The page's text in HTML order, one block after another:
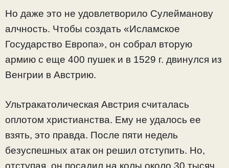
Но даже это не удовлетворило Сулейманову
алчность. Чтобы создать «Исламское
Государство Европа», он собрал вторую
армию с еще 400 пушек и в 1529 г. двинулся из
Венгрии в Австрию.
Ультракатолическая Австрия считалась
оплотом христианства. Ему не удалось ее
взять, это правда. После пяти недель
безуспешных атак он решил отступить. Но,
отступая, он посадил на колы около 30 тысяч